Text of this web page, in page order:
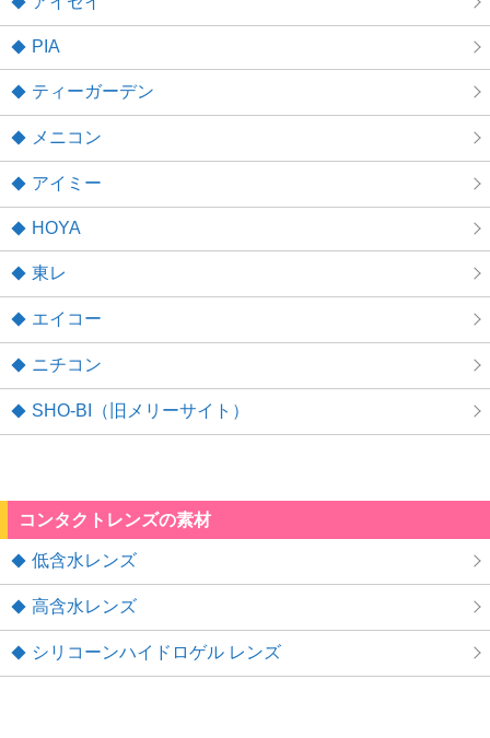
PIA
ティーガーデン
メニコン
アイミー
HOYA
東レ
エイコー
ニチコン
SHO-BI（旧メリーサイト）
コンタクトレンズの素材
低含水レンズ
高含水レンズ
シリコーンハイドロゲル レンズ